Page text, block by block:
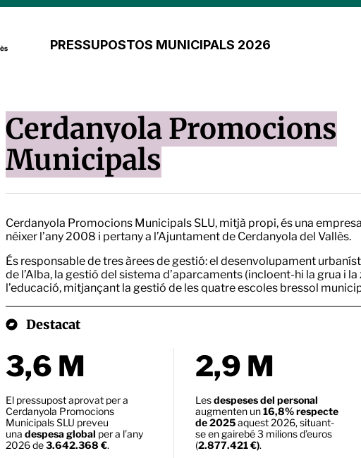
PRESSUPOSTOS MUNICIPALS 2026
Cerdanyola Promocions
Municipals
Cerdanyola Promocions Municipals SLU, mitjà propi, és una
néixer l’any 2008 i pertany a l’Ajuntament de Cerdanyola del Vallès.
És responsable de tres àrees de gestió: el desenvolupament
de l’Alba, la gestió del sistema d’aparcaments (incloent-hi la grua i
l’educació, mitjançant la gestió de les quatre escoles bressol
Destacat
3,6 M
El pressupost aprovat per a
Cerdanyola Promocions
Municipals SLU preveu
una despesa global per a l’any
2026 de3.642.368 €.
2,9 M
Lesdespeses del personal
augmenten un16,8% respecte
de 2025aquest 2026, situant-
se en gairebé 3 milions d’euros
(2.877.421 €).